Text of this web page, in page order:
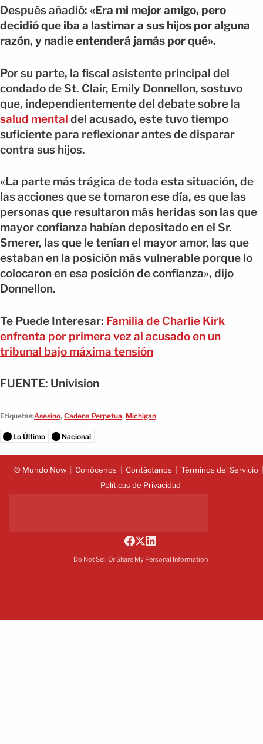
Después añadió: «Era mi mejor amigo, pero
decidió que iba a lastimar a sus hijos por alguna
razón, y nadie entenderá jamás por qué».
Por su parte, la fiscal asistente principal del
condado de St. Clair, Emily Donnellon, sostuvo
que, independientemente del debate sobre la
salud mental del acusado, este tuvo tiempo
suficiente para reflexionar antes de disparar
contra sus hijos.
«La parte más trágica de toda esta situación, de
las acciones que se tomaron ese día, es que las
personas que resultaron más heridas son las que
mayor confianza habían depositado en el Sr.
Smerer, las que le tenían el mayor amor, las que
estaban en la posición más vulnerable porque lo
colocaron en esa posición de confianza», dijo
Donnellon.
Te Puede Interesar: Familia de Charlie Kirk
enfrenta por primera vez al acusado en un
tribunal bajo máxima tensión
FUENTE: Univision
Etiquetas:Asesino, Cadena Perpetua, Michigan
Lo Último Nacional
© Mundo Now Conócenos Contáctanos
Términos del Servicio
Políticas de Privacidad
Do Not Sell Or Share My Personal Information